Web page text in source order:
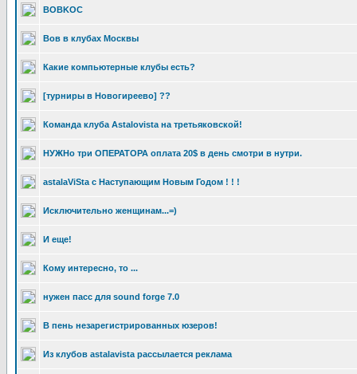
BOBKOC
Вов в клубах Москвы
Какие компьютерные клубы есть?
[турниры в Новогиреево] ??
Команда клуба Astalovista на третьяковской!
НУЖНо три ОПЕРАТОРА оплата 20$ в день смотри в нутри.
astalaViSta с Наступающим Новым Годом ! ! !
Исключительно женщинам...=)
И еще!
Кому интересно, то ...
нужен пасс для sound forge 7.0
В пень незарегистрированных юзеров!
Из клубов astalavista рассылается реклама